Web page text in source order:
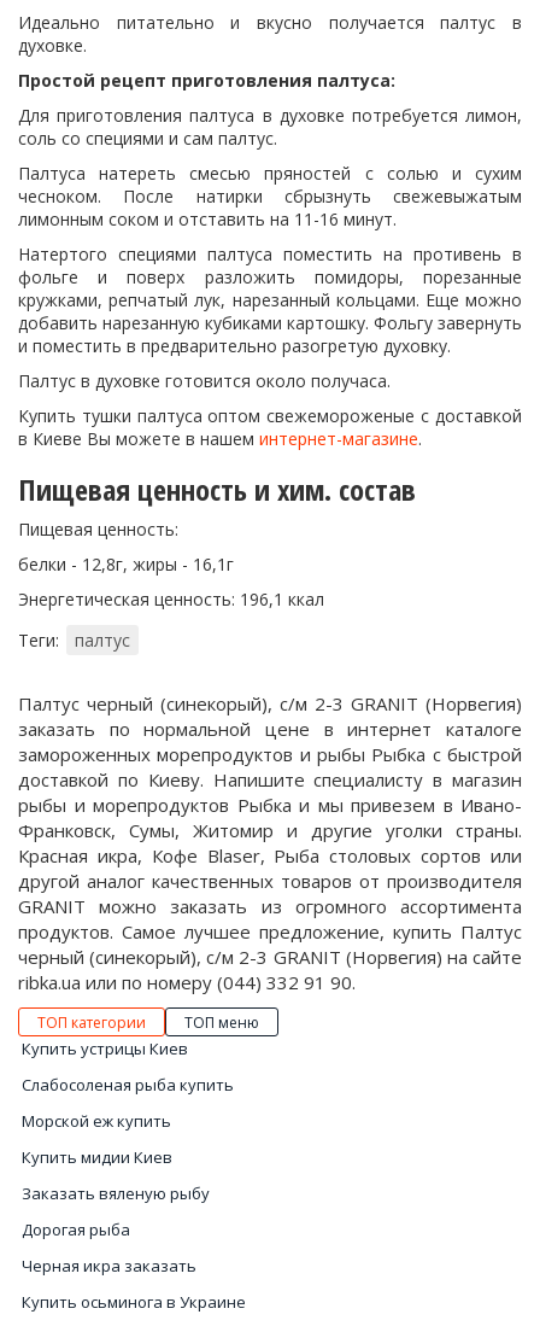
Идеально питательно и вкусно получается палтус в
духовке.
Простой рецепт приготовления палтуса:
Для приготовления палтуса в духовке потребуется лимон,
соль со специями и сам палтус.
Палтуса натереть смесью пряностей с солью и сухим
чесноком. После натирки сбрызнуть свежевыжатым
лимонным соком и отставить на 11-16 минут.
Натертого специями палтуса поместить на противень в
фольге и поверх разложить помидоры, порезанные
кружками, репчатый лук, нарезанный кольцами. Еще можно
добавить нарезанную кубиками картошку. Фольгу завернуть
и поместить в предварительно разогретую духовку.
Палтус в духовке готовится около получаса.
Купить тушки палтуса оптом свежемороженые с доставкой
в Киеве Вы можете в нашем интернет-магазине.
Пищевая ценность и хим. состав
Пищевая ценность:
белки - 12,8г, жиры - 16,1г
Энергетическая ценность: 196,1 ккал
Теги:
палтус
Палтус черный (синекорый), с/м 2-3 GRANIT (Норвегия)
заказать по нормальной цене в интернет каталоге
замороженных морепродуктов и рыбы Рыбка с быстрой
доставкой по Киеву. Напишите специалисту в магазин
рыбы и морепродуктов Рыбка и мы привезем в Ивано-
Франковск, Сумы, Житомир и другие уголки страны.
Красная икра, Кофе Blaser, Рыба столовых сортов или
другой аналог качественных товаров от производителя
GRANIT можно заказать из огромного ассортимента
продуктов. Самое лучшее предложение, купить Палтус
черный (синекорый), с/м 2-3 GRANIT (Норвегия) на сайте
ribka.ua или по номеру (044) 332 91 90.
ТОП категории ТОП меню
Купить устрицы Киев
Слабосоленая рыба купить
Морской еж купить
Купить мидии Киев
Заказать вяленую рыбу
Дорогая рыба
Черная икра заказать
Купить осьминога в Украине